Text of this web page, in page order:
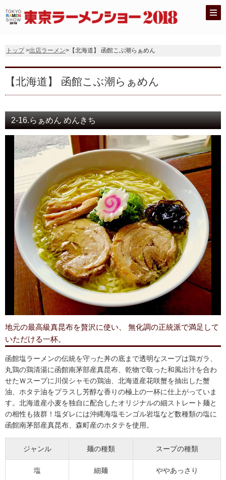
トップ>出店ラーメン>【北海道】 函館こぶ潮らぁめん
【北海道】 函館こぶ潮らぁめん
2-16.らぁめん めんきち
地元の最高級真昆布を贅沢に使い、 無化調の正統派で満足して
いただける一杯。
函館塩ラーメンの伝統を守った丼の底まで透明なスープは鶏ガラ、
丸鶏の鶏清湯に函館南茅部産真昆布、乾物で取った和風出汁を合わ
せたＷスープに川俣シャモの鶏油、北海道産花咲蟹を抽出した蟹
油、ホタテ油をプラスし芳醇な香りの極上の一杯に仕上がっていま
す。北海道産小麦を独自に配合したオリジナルの細ストレート麺と
の相性も抜群！塩ダレには沖縄海塩モンゴル岩塩など数種類の塩に
函館南茅部産真昆布、森町産のホタテを使用。
ジャンル 麺の種類 スープの種類
塩 細麺 ややあっさり